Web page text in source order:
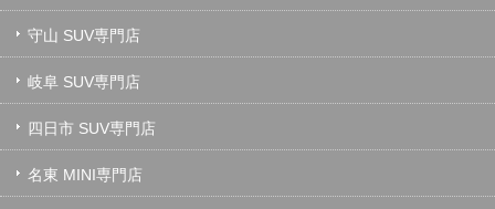
守山 SUV専門店
岐阜 SUV専門店
四日市 SUV専門店
名東 MINI専門店